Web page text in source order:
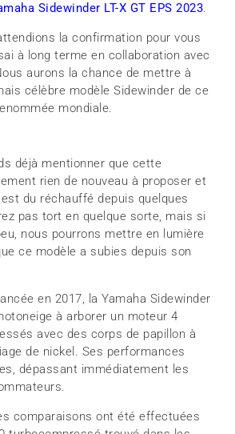
Sidewinder LT-X GT EPS 2023.
la confirmation pour vous
à long terme en collaboration avec
aurons la chance de mettre à
célèbre modèle Sidewinder de ce
mondiale.
déjà mentionner que cette
rien de nouveau à proposer et
du réchauffé depuis quelques
pas tort en quelque sorte, mais si
nous pourrons mettre en lumière
ce modèle a subies depuis son
en 2017, la Yamaha Sidewinder
à arborer un moteur 4
avec des corps de papillon à
de nickel. Ses performances
dépassant immédiatement les
comparaisons ont été effectuées